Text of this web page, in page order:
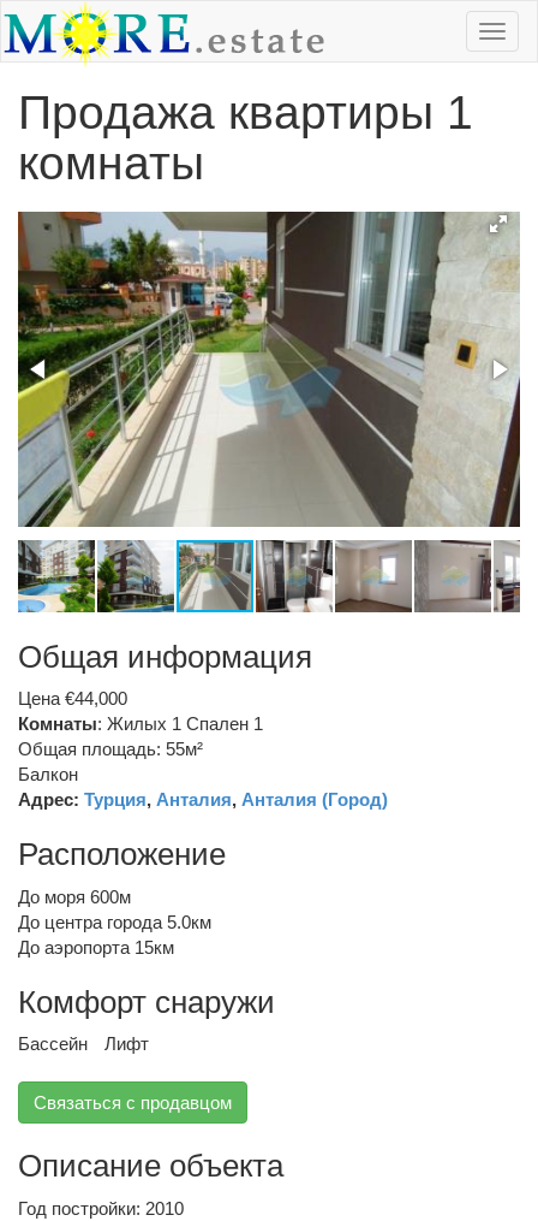
Продажа квартиры 1
комнаты
Общая информация
Цена €44,000
Комнаты: Жилых 1 Спален 1
Общая площадь: 55м²
Балкон
Адрес: Турция, Анталия, Анталия (Город)
Расположение
До моря 600м
До центра города 5.0км
До аэропорта 15км
Комфорт снаружи
Бассейн Лифт
Связаться с продавцом
Описание объекта
Год постройки: 2010